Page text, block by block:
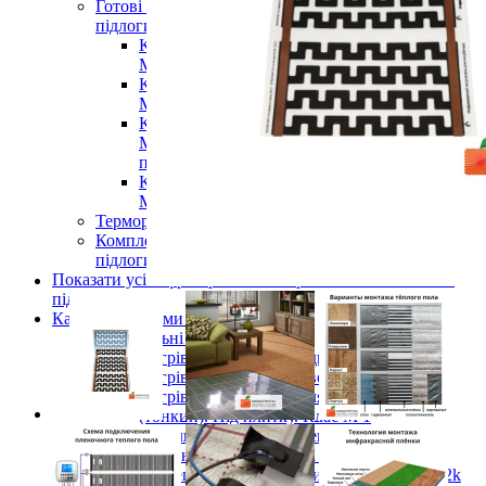
Готові комплекти теплої інфрачервоної плівкової
підлоги
Комплекти для монтажу теплої підлоги
Monocrystal під будь-які покриття
Комплекти для монтажу теплої підлоги
Monocrystal під плитку
Комплекти для монтажу теплої підлоги
Monocrystal (з терморегулятором) під будь-які
покриття
Комплекти для монтажу теплої підлоги
Monocrystal (з терморегулятором) під плитку
Терморегулятори для теплої підлоги
Комплектуючі для монтажу теплої електричної
підлоги
Показати усі Інфрачервона електрична плівкова тепла
підлога
Кабельні системи опалення
Нагрівальні кабелі
Нагрівальний кабель одножильний
Нагрівальний кабель двожильний
Нагрівальний кабель для теплої підлоги
(тонкий). Під плитку. Клас М 1
Кабельна електрична тепла підлога в
бетонну стяжку Клас М 2
Вуглецевий нагрівальний кабель 33Ом 12k